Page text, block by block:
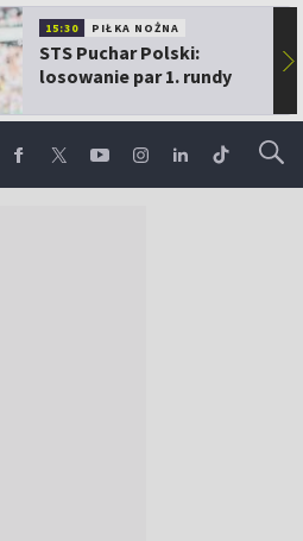
15:30 PIŁKA NOŻNA
STS Puchar Polski:
losowanie par 1. rundy
▶